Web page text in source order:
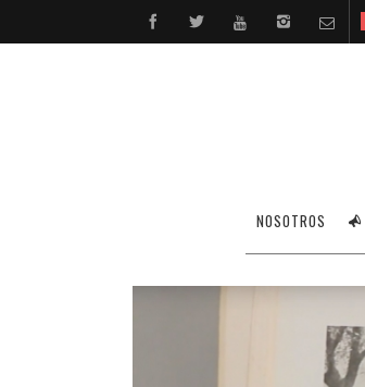
NOSOTROS